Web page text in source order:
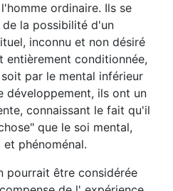
ordinaire. Ils se
la possibilité d'un
inconnu et non désiré
entièrement conditionnée,
par le mental inférieur
développement, ils ont un
connaissant le fait qu'il
que le soi mental,
phénoménal.
pourrait être considérée